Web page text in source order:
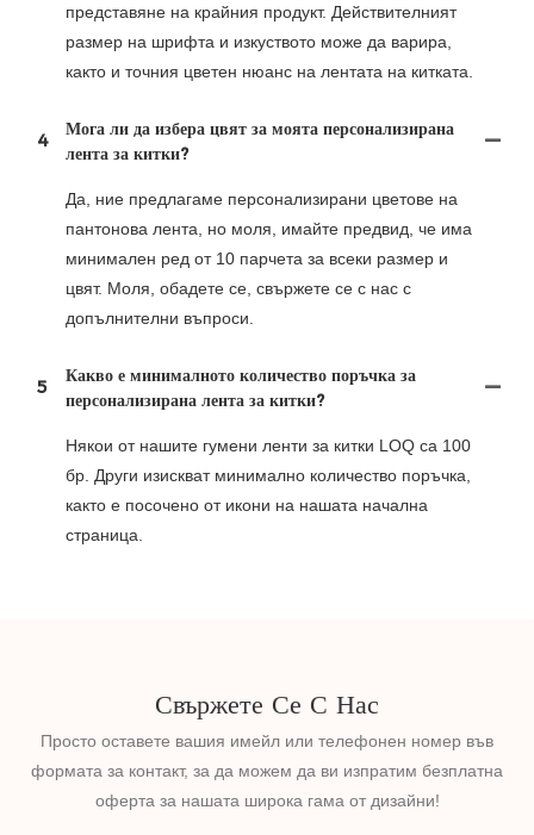
представяне на крайния продукт. Действителният
размер на шрифта и изкуството може да варира,
както и точния цветен нюанс на лентата на китката.
4
Мога ли да избера цвят за моята персонализирана
лента за китки?
Да, ние предлагаме персонализирани цветове на
пантонова лента, но моля, имайте предвид, че има
минимален ред от 10 парчета за всеки размер и
цвят. Моля, обадете се, свържете се с нас с
допълнителни въпроси.
5
Какво е минималното количество поръчка за
персонализирана лента за китки?
Някои от нашите гумени ленти за китки LOQ са 100
бр. Други изискват минимално количество поръчка,
както е посочено от икони на нашата начална
страница.
Свържете Се С Нас
Просто оставете вашия имейл или телефонен номер във
формата за контакт, за да можем да ви изпратим безплатна
оферта за нашата широка гама от дизайни!